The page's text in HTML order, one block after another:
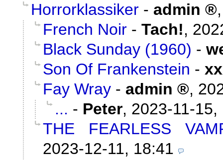
Horrorklassiker - admin
French Noir - Tach!,
Black Sunday (1960) -
Son Of Frankenstein -
Fay Wray - admin ,
... - Peter, 2023-11-15,
THE FEARLESS
2023-12-11, 18:41